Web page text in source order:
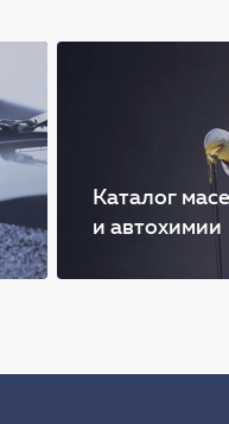
Каталог
и автохимии